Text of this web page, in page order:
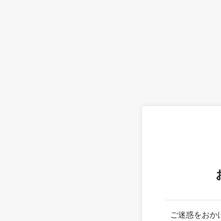
ご迷惑をおか